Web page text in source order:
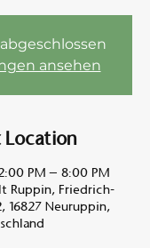
ansehen
PM – 8:00 PM
Ruppin, Friedrich-
16827 Neuruppin,